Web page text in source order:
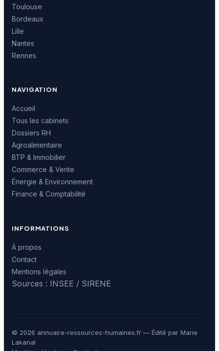
Toulouse
Bordeaux
Lille
Nantes
Rennes
NAVIGATION
Accueil
Tous les cabinets
Dossiers RH
Agroalimentaire
BTP & Immobilier
Commerce & Vente
Énergie & Environnement
Finance & Comptabilité
INFORMATIONS
À propos
Contact
Mentions légales
Sources : INSEE / SIRENE
© 2026 annuaire-ressources-humaines.fr — Édité par Marie
Lakanal